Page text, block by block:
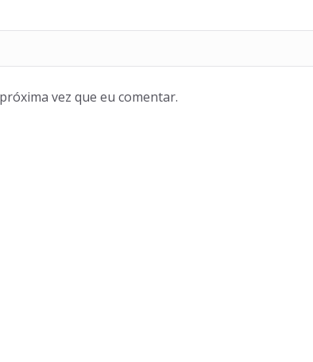
vez que eu comentar.